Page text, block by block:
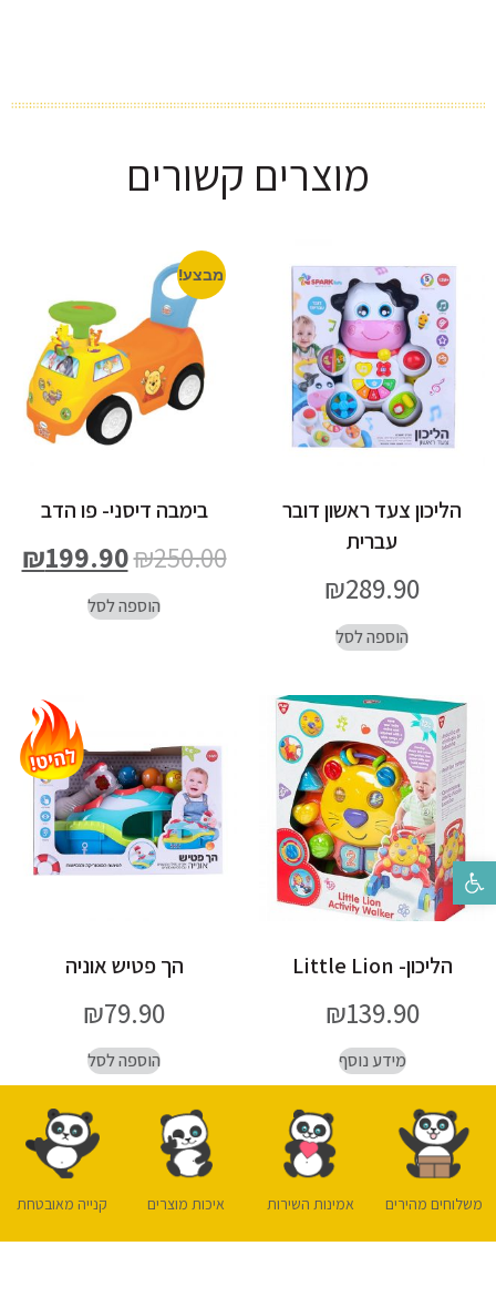
פתח סרגל נגישות
מוצרים קשורים
הליכון צעד ראשון דובר
עברית
₪289.90
הוספה לסל
מבצע!
בימבה דיסני- פו הדב
₪250.00
₪199.90
הוספה לסל
הליכון- Little Lion
₪139.90
מידע נוסף
הך פטיש אוניה
₪79.90
הוספה לסל
משלוחים מהירים אמינות השירות איכות מוצרים קנייה מאובטחת